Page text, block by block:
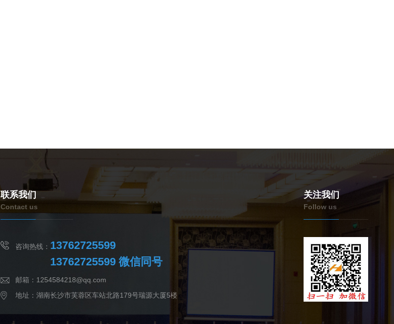
联系我们
Contact us
咨询热线： 13762725599
13762725599 微信同号
邮箱：1254584218@qq.com
地址：湖南长沙市芙蓉区车站北路179号瑞源大厦5楼
关注我们
Follow us